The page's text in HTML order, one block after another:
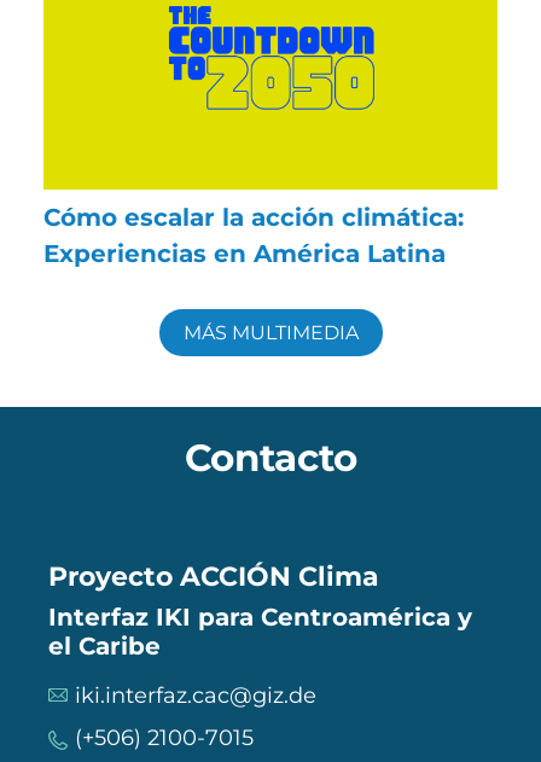
Cómo escalar la acción climática:
Experiencias en América Latina
MÁS MULTIMEDIA
Contacto
Proyecto ACCIÓN Clima
Interfaz IKI para Centroamérica y
el Caribe
iki.interfaz.cac@giz.de
(+506) 2100-7015